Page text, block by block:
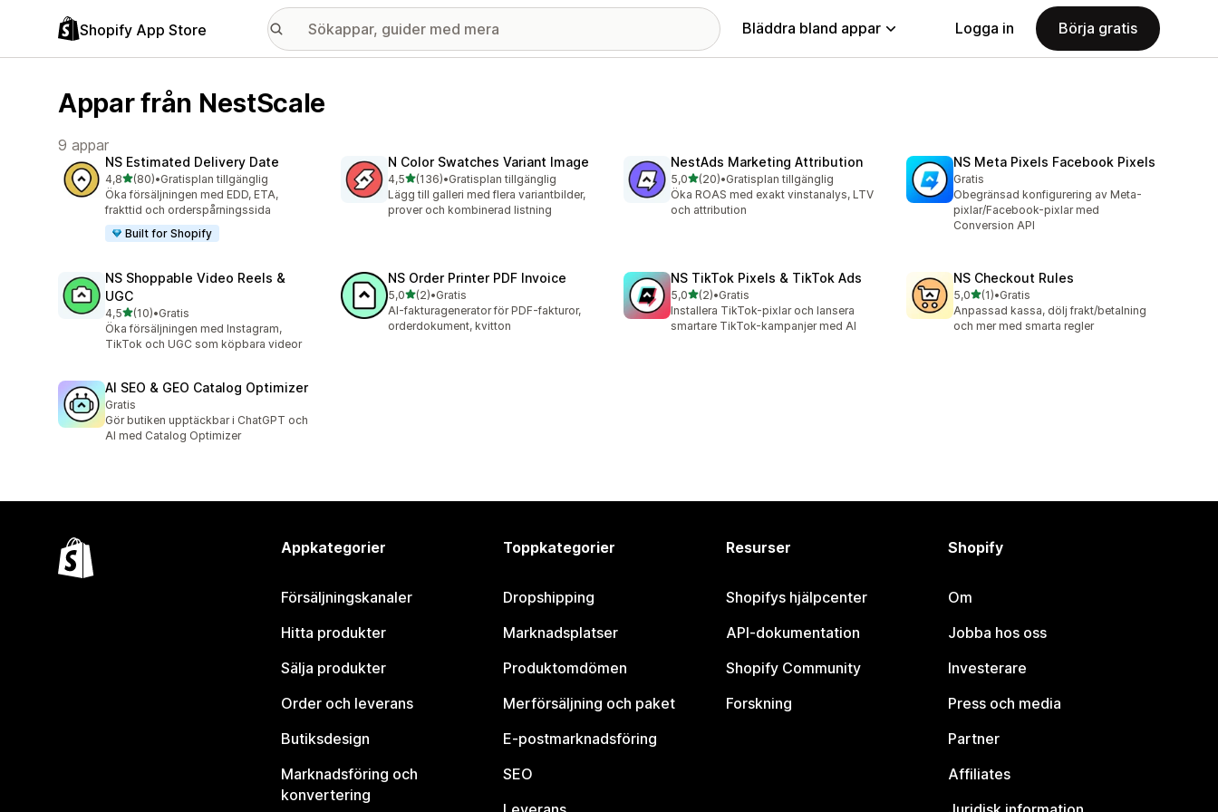
Shopify App Store Bläddra bland appar Logga in Börja gratis
Appar från NestScale
9 appar
NS Estimated Delivery Date
4,8av 5 stjärnor
(80)
80 recensioner totalt
•Gratisplan tillgänglig
Öka försäljningen med EDD, ETA,
frakttid och orderspårningssida
Built for Shopify
N Color Swatches Variant Image
4,5av 5 stjärnor
(136)
136 recensioner totalt
•Gratisplan tillgänglig
Lägg till galleri med flera variantbilder,
prover och kombinerad listning
NestAds Marketing Attribution
5,0av 5 stjärnor
(20)
20 recensioner totalt
•Gratisplan tillgänglig
Öka ROAS med exakt vinstanalys, LTV
och attribution
NS Meta Pixels Facebook Pixels
Gratis
Obegränsad konfigurering av Meta-
pixlar/Facebook-pixlar med
Conversion API
NS Shoppable Video Reels &
UGC
4,5av 5 stjärnor
(10)
10 recensioner totalt
•Gratis
Öka försäljningen med Instagram,
TikTok och UGC som köpbara videor
NS Order Printer PDF Invoice
5,0av 5 stjärnor
(2)
2 recensioner totalt
•Gratis
AI-fakturagenerator för PDF-fakturor,
orderdokument, kvitton
NS TikTok Pixels & TikTok Ads
5,0av 5 stjärnor
(2)
2 recensioner totalt
•Gratis
Installera TikTok-pixlar och lansera
smartare TikTok-kampanjer med AI
NS Checkout Rules
5,0av 5 stjärnor
(1)
1 recensioner totalt
•Gratis
Anpassad kassa, dölj frakt/betalning
och mer med smarta regler
AI SEO & GEO Catalog Optimizer
Gratis
Gör butiken upptäckbar i ChatGPT och
AI med Catalog Optimizer
Appkategorier
Försäljningskanaler
Hitta produkter
Sälja produkter
Order och leverans
Butiksdesign
Marknadsföring och
konvertering
Toppkategorier
Dropshipping
Marknadsplatser
Produktomdömen
Merförsäljning och paket
E-postmarknadsföring
SEO
Resurser
Shopifys hjälpcenter
API-dokumentation
Shopify Community
Forskning
Shopify
Om
Jobba hos oss
Investerare
Press och media
Partner
Affiliates